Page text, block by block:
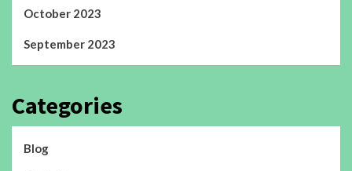
October 2023
September 2023
Categories
Blog